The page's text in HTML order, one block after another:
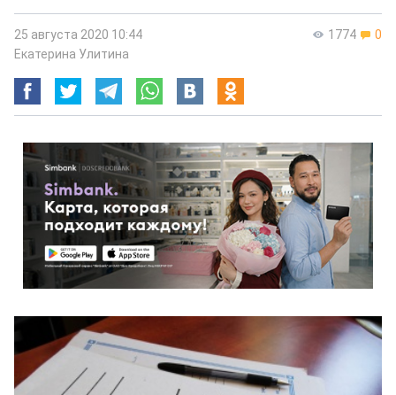
1774 0
25 августа 2020 10:44
Екатерина Улитина